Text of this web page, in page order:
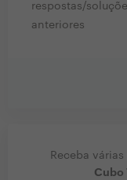
respostas/
anteriores
Receba
Cubo